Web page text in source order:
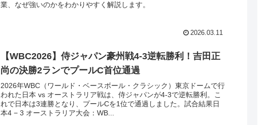
業、なぜ強いのかをわかりやすく解説します。
2026.03.11
【WBC2026】侍ジャパン豪州戦4-3逆転勝利！吉田正
尚の決勝2ランでプールC首位通過
2026年WBC（ワールド・ベースボール・クラシック）東京ドームで行
われた日本 vs オーストラリア戦は、侍ジャパンが4-3で逆転勝利。こ
れで日本は3連勝となり、プールCを1位で通過しました。試合結果日
本4 − 3 オーストラリア大会：WB...